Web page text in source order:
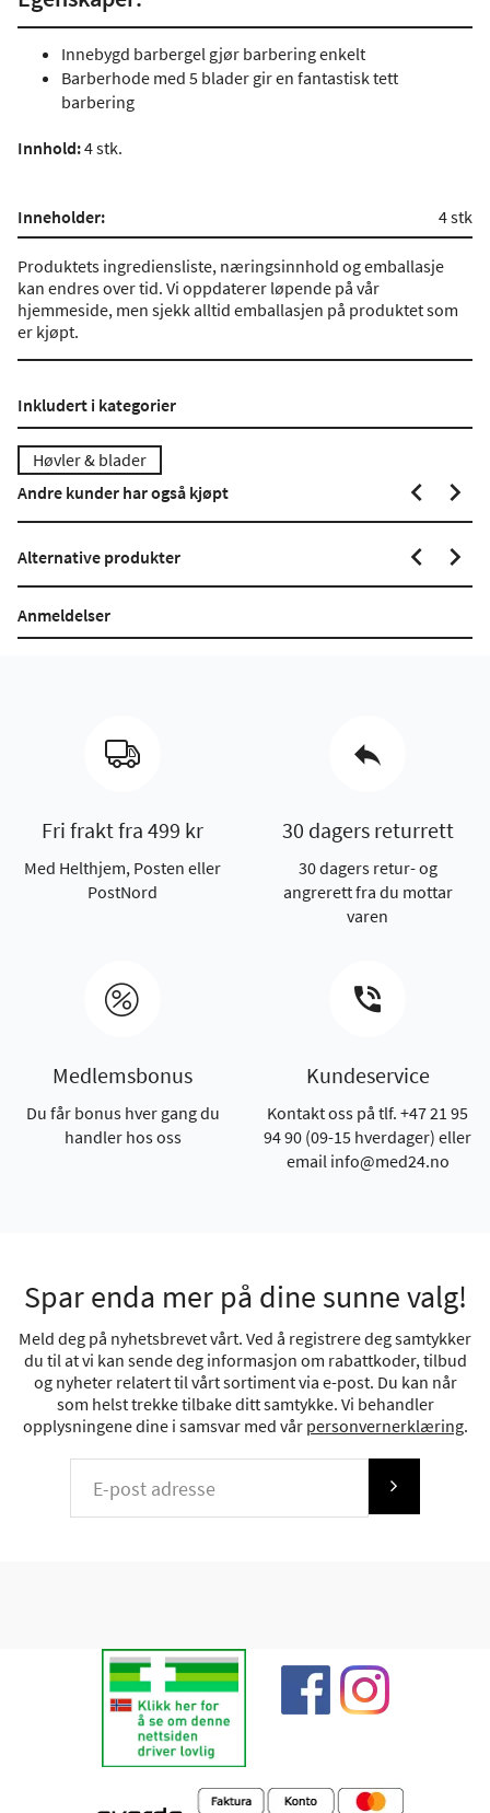
Innebygd barbergel gjør barbering enkelt
Barberhode med 5 blader gir en fantastisk tett
barbering
Innhold:4 stk.
Inneholder: 4 stk
Produktets ingrediensliste, næringsinnhold og emballasje
kan endres over tid. Vi oppdaterer løpende på vår
hjemmeside, men sjekk alltid emballasjen på produktet som
er kjøpt.
Inkludert i kategorier
Høvler & blader
Andre kunder har også kjøpt
Alternative produkter
Anmeldelser
Fri frakt fra 499 kr
Med Helthjem, Posten eller
PostNord
30 dagers returrett
30 dagers retur- og
angrerett fra du mottar
varen
Medlemsbonus
Du får bonus hver gang du
handler hos oss
Kundeservice
Kontakt oss på tlf. +47 21 95
94 90 (09-15 hverdager) eller
email info@med24.no
Spar enda mer på dine sunne valg!
Meld deg på nyhetsbrevet vårt. Ved å registrere deg samtykker
du til at vi kan sende deg informasjon om rabattkoder, tilbud
og nyheter relatert til vårt sortiment via e-post. Du kan når
som helst trekke tilbake ditt samtykke. Vi behandler
opplysningene dine i samsvar med vår personvernerklæring.